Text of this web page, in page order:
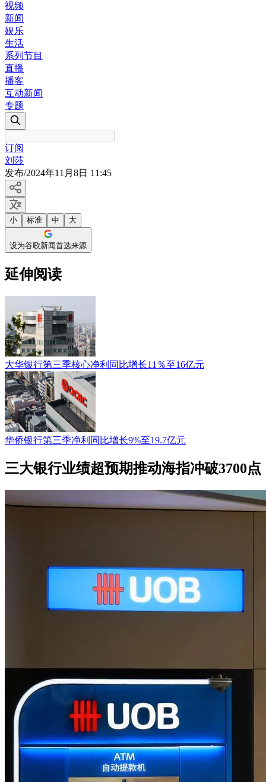
视频
新闻
娱乐
生活
系列节目
直播
播客
互动新闻
专题
订阅
刘莎
发布/2024年11月8日 11:45
小 标准 中 大
设为谷歌新闻首选来源
延伸阅读
大华银行第三季核心净利同比增长11％至16亿元
华侨银行第三季净利同比增长9%至19.7亿元
三大银行业绩超预期推动海指冲破3700点